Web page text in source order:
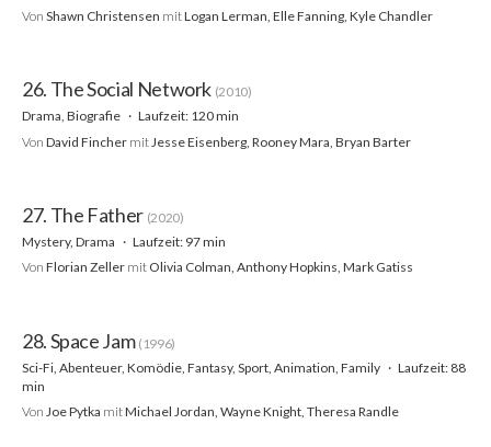
Von Shawn Christensen mitLogan Lerman, Elle Fanning, Kyle Chandler
26. The Social Network (2010)
Drama, Biografie
Laufzeit: 120 min
Von David Fincher mit Jesse Eisenberg, Rooney Mara, Bryan Barter
27. The Father (2020)
Mystery, Drama
Laufzeit: 97 min
Von Florian Zeller mit Olivia Colman, Anthony Hopkins, Mark Gatiss
28. Space Jam (1996)
Sci-Fi, Abenteuer, Komödie, Fantasy, Sport, Animation, Family
Laufzeit: 88
min
Von Joe Pytka mitMichael Jordan, Wayne Knight, Theresa Randle